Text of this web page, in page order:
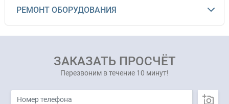
РЕМОНТ ОБОРУДОВАНИЯ
ЗАКАЗАТЬ ПРОСЧЁТ
Перезвоним в течение 10 минут!